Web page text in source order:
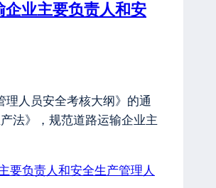
业主要负责人和安
人员安全考核大纲》的通
法》，规范道路运输企业主
要负责人和安全生产管理人